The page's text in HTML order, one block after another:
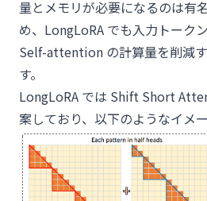
量とメモリが必要になるのは有
め、LongLoRA でも入力トーク
Self-attention の計算量を削減
す。
LongLoRA では Shift Short
案しており、以下のようなイメー